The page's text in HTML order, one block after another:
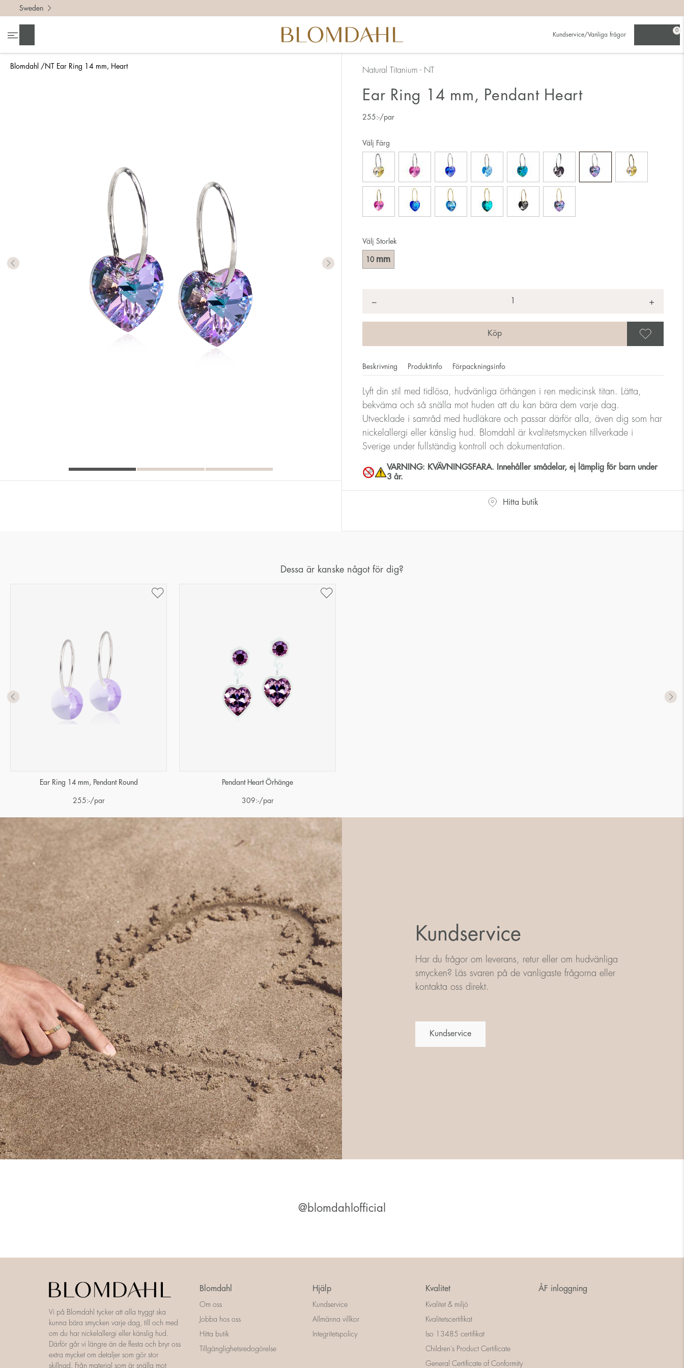
Blomdahl NT Ear Ring 14 mm, Heart
Sweden
Kundservice/Vanliga frågor
0
Natural Titanium - NT
Ear Ring 14 mm, Pendant Heart
255:-/par
Välj Storlek
10 mm
Välj Färg
− +
Beskrivning Produktinfo Förpackningsinfo
Lyft din stil med tidlösa, hudvänliga örhängen i ren medicinsk titan. Lätta,
bekväma och så snälla mot huden att du kan bära dem varje dag.
Utvecklade i samråd med hudläkare och passar därför alla, även dig som har
nickelallergi eller känslig hud. Blomdahl är kvalitetsmycken tillverkade i
Sverige under fullständig kontroll och dokumentation.
VARNING: KVÄVNINGSFARA. Innehåller smådelar, ej lämplig för barn under
3 år.
Hitta butik
Dessa är kanske något för dig?
Ear Ring 14 mm, Pendant Round
255:-/par
Pendant Heart Örhänge
309:-/par
Kundservice
Har du frågor om leverans, retur eller om hudvänliga
smycken? Läs svaren på de vanligaste frågorna eller
kontakta oss direkt.
Kundservice
@blomdahlofficial
Vi på Blomdahl tycker att alla tryggt ska
kunna bära smycken varje dag, till och med
om du har nickelallergi eller känslig hud.
Därför går vi längre än de flesta och bryr oss
extra mycket om detaljer som gör stor
skillnad. Från material som är snälla mot
Blomdahl
Om oss
Jobba hos oss
Hitta butik
Tillgänglighetsredogörelse
Hjälp
Kundservice
Allmänna villkor
Integritetspolicy
Kvalitet
Kvalitet & miljö
Kvalitetscertifikat
Iso 13485 certifikat
Children's Product Certificate
General Certificate of Conformity
ÅF inloggning